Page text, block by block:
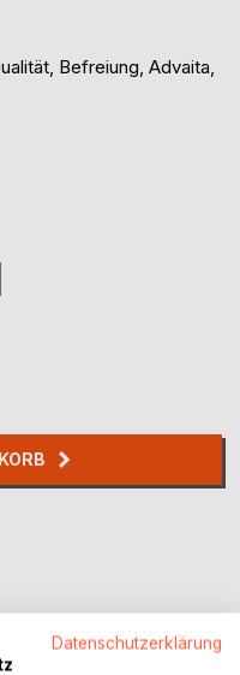
Befreiung, Advaita,
Datenschutzerklärung